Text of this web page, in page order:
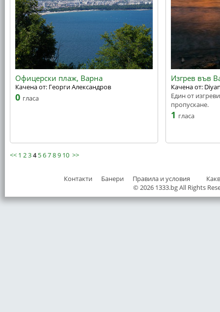
Офицерски плаж, Варна
Качена от: Георги Александров
0 гласа
Изгрев във
Качена от:
Един от
пропускане.
1 гласа
<< 1 234 56789 10 >>
Контакти Банери Правила и условия
© 2026 1333.bg All Rights